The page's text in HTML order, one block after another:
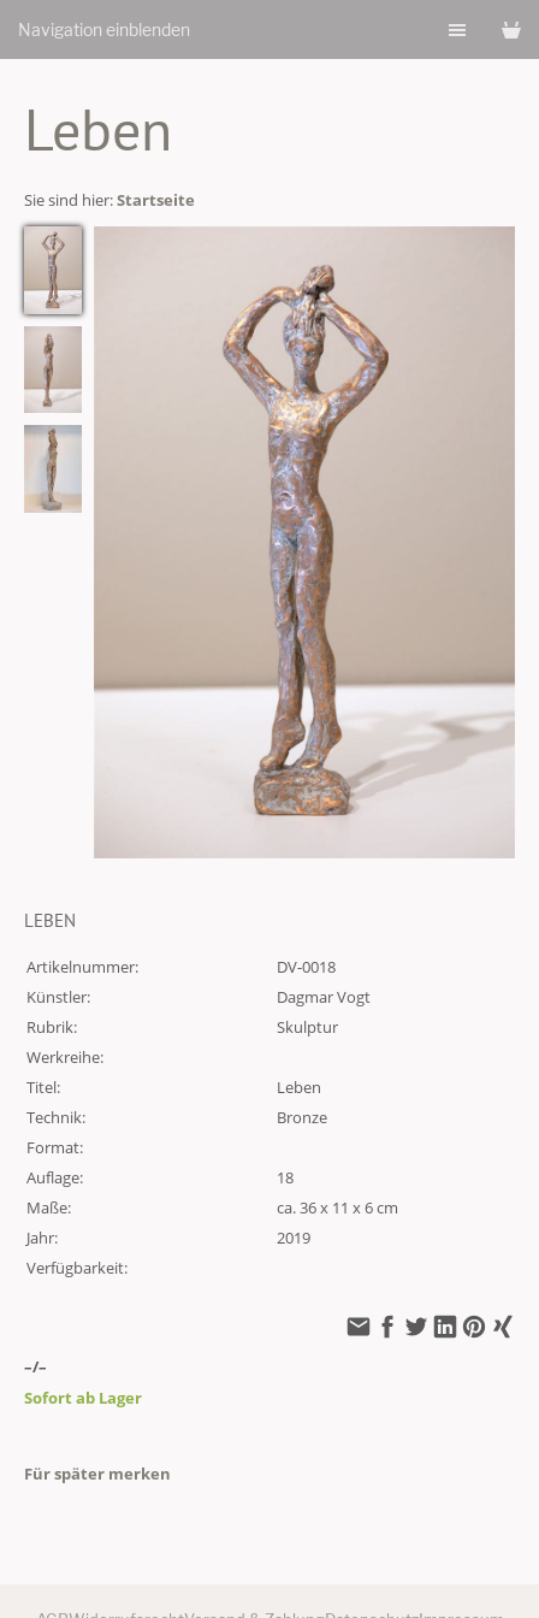
Navigation einblenden
Leben
Sie sind hier:Startseite
LEBEN
Artikelnummer:
DV-0018
Künstler:
Dagmar Vogt
Rubrik:
Skulptur
Werkreihe:
Titel:
Leben
Technik:
Bronze
Format:
Auflage:
18
Maße:
ca. 36 x 11 x 6 cm
Jahr:
2019
Verfügbarkeit:
–/–
Sofort ab Lager
Für später merken